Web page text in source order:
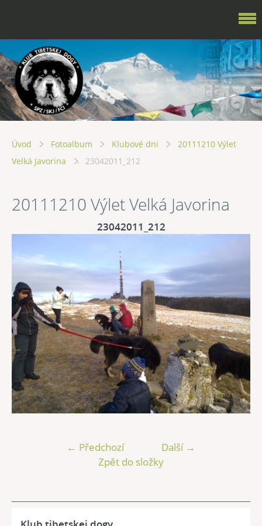
Úvod Fotoalbum Klubové dni
20111210 Výlet
Velká Javorina
23042011_212
20111210 Výlet Velká Javorina
23042011_212
← Předchozí
Další →
Zpět do složky